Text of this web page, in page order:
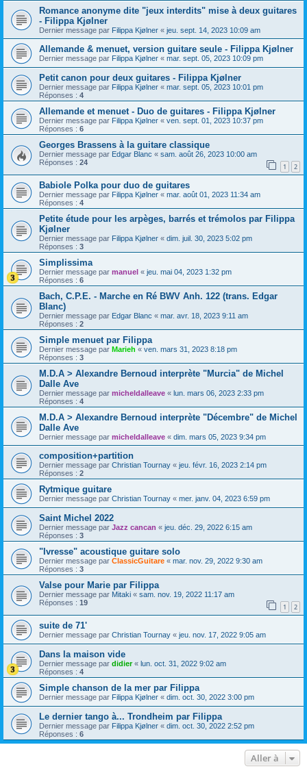
Romance anonyme dite "jeux interdits" mise à deux guitares
- Filippa Kjølner
Dernier message par Filippa Kjølner « jeu. sept. 14, 2023 10:09 am
Allemande & menuet, version guitare seule - Filippa Kjølner
Dernier message par Filippa Kjølner « mar. sept. 05, 2023 10:09 pm
Petit canon pour deux guitares - Filippa Kjølner
Dernier message par Filippa Kjølner « mar. sept. 05, 2023 10:01 pm
Réponses : 4
Allemande et menuet - Duo de guitares - Filippa Kjølner
Dernier message par Filippa Kjølner « ven. sept. 01, 2023 10:37 pm
Réponses : 6
Georges Brassens à la guitare classique
Dernier message par Edgar Blanc « sam. août 26, 2023 10:00 am
Réponses : 24 1 2
Babiole Polka pour duo de guitares
Dernier message par Filippa Kjølner « mar. août 01, 2023 11:34 am
Réponses : 4
Petite étude pour les arpèges, barrés et trémolos par Filippa
Kjølner
Dernier message par Filippa Kjølner « dim. juil. 30, 2023 5:02 pm
Réponses : 3
Simplissima
Dernier message par manuel « jeu. mai 04, 2023 1:32 pm
Réponses : 6
Bach, C.P.E. - Marche en Ré BWV Anh. 122 (trans. Edgar
Blanc)
Dernier message par Edgar Blanc « mar. avr. 18, 2023 9:11 am
Réponses : 2
Simple menuet par Filippa
Dernier message par Marieh « ven. mars 31, 2023 8:18 pm
Réponses : 3
M.D.A > Alexandre Bernoud interprète "Murcia" de Michel
Dalle Ave
Dernier message par micheldalleave « lun. mars 06, 2023 2:33 pm
Réponses : 4
M.D.A > Alexandre Bernoud interprète "Décembre" de Michel
Dalle Ave
Dernier message par micheldalleave « dim. mars 05, 2023 9:34 pm
composition+partition
Dernier message par Christian Tournay « jeu. févr. 16, 2023 2:14 pm
Réponses : 2
Rytmique guitare
Dernier message par Christian Tournay « mer. janv. 04, 2023 6:59 pm
Saint Michel 2022
Dernier message par Jazz cancan « jeu. déc. 29, 2022 6:15 am
Réponses : 3
"Ivresse" acoustique guitare solo
Dernier message par ClassicGuitare « mar. nov. 29, 2022 9:30 am
Réponses : 3
Valse pour Marie par Filippa
Dernier message par Mitaki « sam. nov. 19, 2022 11:17 am
Réponses : 19 1 2
suite de 71'
Dernier message par Christian Tournay « jeu. nov. 17, 2022 9:05 am
Dans la maison vide
Dernier message par didier« lun. oct. 31, 2022 9:02 am
Réponses : 4
Simple chanson de la mer par Filippa
Dernier message par Filippa Kjølner « dim. oct. 30, 2022 3:00 pm
Le dernier tango à... Trondheim par Filippa
Dernier message par Filippa Kjølner « dim. oct. 30, 2022 2:52 pm
Réponses : 6
Aller à